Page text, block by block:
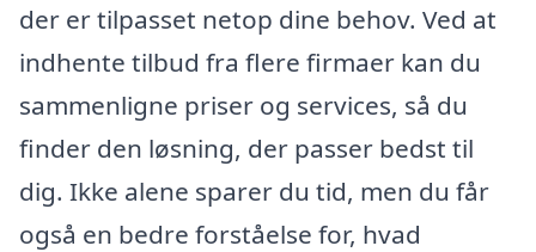
der er tilpasset netop dine behov. Ved at
indhente tilbud fra flere firmaer kan du
sammenligne priser og services, så du
finder den løsning, der passer bedst til
dig. Ikke alene sparer du tid, men du får
også en bedre forståelse for, hvad